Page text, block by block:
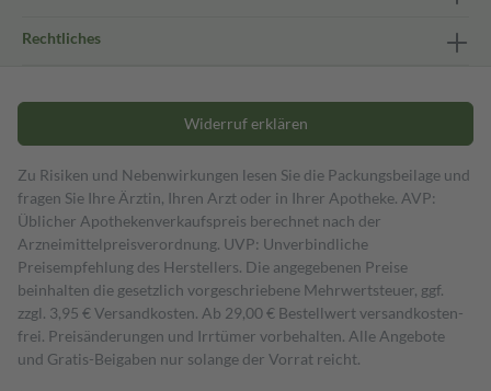
Rechtliches
Widerruf erklären
Zu Risiken und Nebenwirkungen lesen Sie die Packungsbeilage und
fragen Sie Ihre Ärztin, Ihren Arzt oder in Ihrer Apotheke. AVP:
Üblicher Apothekenverkaufspreis berechnet nach der
Arzneimittelpreisverordnung. UVP: Unverbindliche
Preisempfehlung des Herstellers. Die angegebenen Preise
beinhalten die gesetzlich vorgeschriebene Mehrwertsteuer, ggf.
zzgl. 3,95 € Versandkosten. Ab 29,00 € Bestell­wert versand­kosten­
frei. Preisänderungen und Irrtümer vorbehalten. Alle Angebote
und Gratis-Beigaben nur solange der Vorrat reicht.